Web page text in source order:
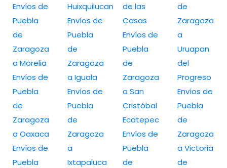
Envíos de
Puebla
de
Zaragoza
a Morelia
Envíos de
Puebla
de
Zaragoza
a Oaxaca
Envíos de
Puebla
Huixquilucan
Envíos de
Puebla
de
Zaragoza
a Iguala
Envíos de
Puebla
de
Zaragoza
a
Ixtapaluca
de las
Casas
Envíos de
Puebla
de
Zaragoza
a San
Cristóbal
Ecatepec
Envíos de
Puebla
de
de
Zaragoza
a
Uruapan
del
Progreso
Envíos de
Puebla
de
Zaragoza
a Victoria
de